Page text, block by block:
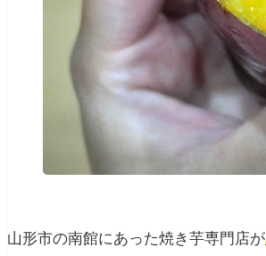
山形市の南館にあった焼き芋専門店が